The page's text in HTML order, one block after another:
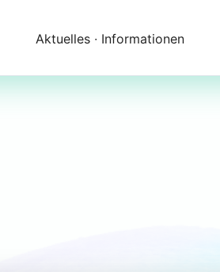
Aktuelles ∙ Informationen